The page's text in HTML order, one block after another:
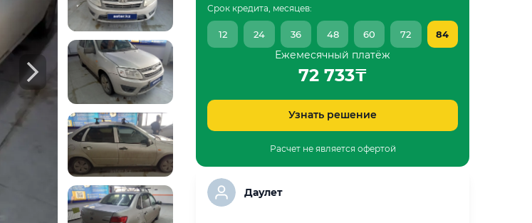
Срок кредита, месяцев:
12 24 36 48 60 72 84
Ежемесячный платёж
72 733₸
Узнать решение
Расчет не является офертой
Даулет